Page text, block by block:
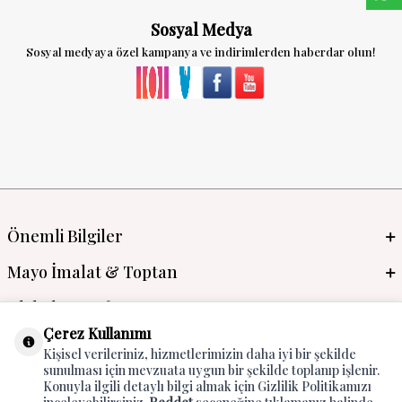
Sosyal Medya
Sosyal medyaya özel kampanya ve indirimlerden haberdar olun!
Önemli Bilgiler
Mayo İmalat & Toptan
Global Manufacturer
Adres & İletişim
Çerez Kullanımı
Kişisel verileriniz, hizmetlerimizin daha iyi bir şekilde
sunulması için mevzuata uygun bir şekilde toplanıp işlenir.
Konuyla ilgili detaylı bilgi almak için Gizlilik Politikamızı